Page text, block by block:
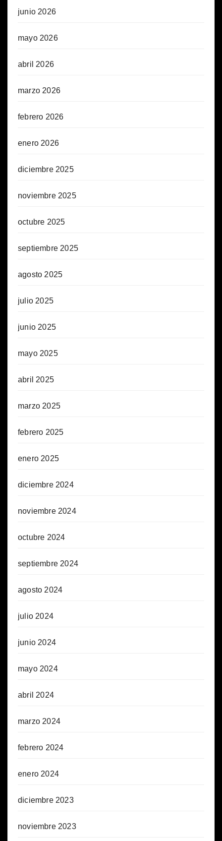
junio 2026
mayo 2026
abril 2026
marzo 2026
febrero 2026
enero 2026
diciembre 2025
noviembre 2025
octubre 2025
septiembre 2025
agosto 2025
julio 2025
junio 2025
mayo 2025
abril 2025
marzo 2025
febrero 2025
enero 2025
diciembre 2024
noviembre 2024
octubre 2024
septiembre 2024
agosto 2024
julio 2024
junio 2024
mayo 2024
abril 2024
marzo 2024
febrero 2024
enero 2024
diciembre 2023
noviembre 2023